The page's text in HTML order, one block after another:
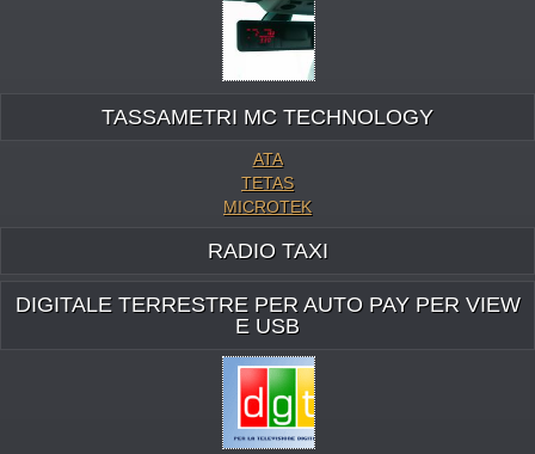
TASSAMETRI MC TECHNOLOGY
ATA
TETAS
MICROTEK
RADIO TAXI
DIGITALE TERRESTRE PER AUTO PAY PER VIEW
E USB